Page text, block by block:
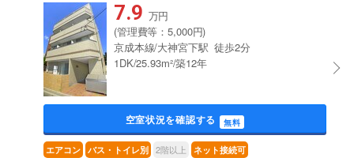
7.9 万円
(管理費等：5,000円)
京成本線/大神宮下駅 徒歩2分
1DK/25.93m²/築12年
空室状況を確認する 無料
エアコン バス・トイレ別 2階以上 ネット接続可